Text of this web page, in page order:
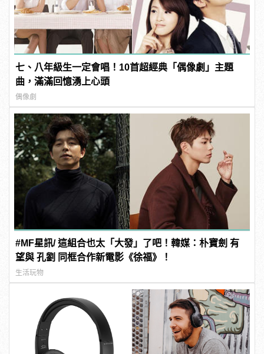
七、八年級生一定會唱！10首超經典「偶像劇」主題
曲，滿滿回憶湧上心頭
偶像劇
#MF星訊/ 這組合也太「大發」了吧！韓媒：朴寶劍 有
望與 孔劉 同框合作新電影《徐福》！
生活玩物